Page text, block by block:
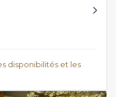
disponibilités et les